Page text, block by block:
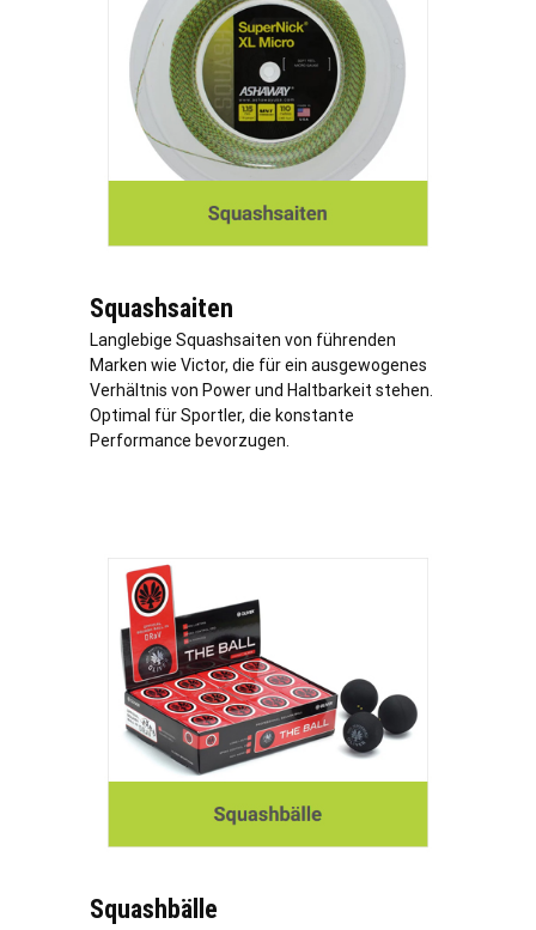
Squashsaiten
Langlebige Squashsaiten von führenden
Marken wie Victor, die für ein ausgewogenes
Verhältnis von Power und Haltbarkeit stehen.
Optimal für Sportler, die konstante
Performance bevorzugen.
Squashbälle